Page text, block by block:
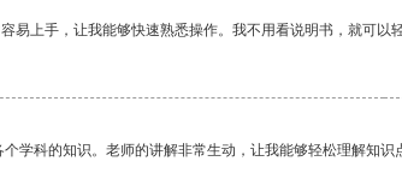
易上手，让我能够快速熟悉操作。我不用看说明书，就可以
学科的知识。老师的讲解非常生动，让我能够轻松理解知识